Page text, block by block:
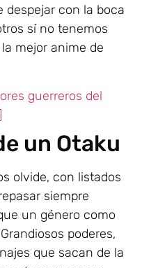
despejar con la boca
sí no tenemos
mejor anime de
guerreros del
un Otaku
olvide, con listados
siempre
un género como
poderes,
que sacan de la